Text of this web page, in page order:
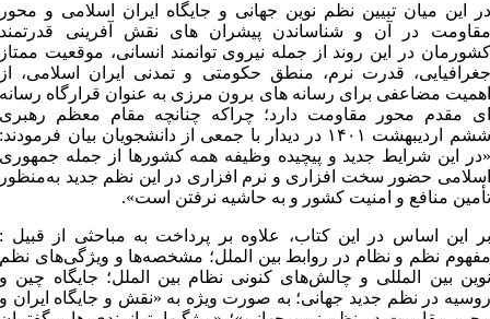
در این میان تبیین نظم نوین جهانی و جایگاه ایران اسلامی و محور
مقاومت در آن و شناساندن پیشران های نقش آفرینی قدرتمند
کشورمان در این روند از جمله نیروی توانمند انسانی، موقعیت ممتاز
جغرافیایی، قدرت نرم، منطق حکومتی و تمدنی ایران اسلامی، از
اهمیت مضاعفی برای رسانه های برون مرزی به عنوان قرارگاه رسانه
ای مقدم محور مقاومت دارد؛ چراکه چنانچه مقام معظم رهبری
ششم اردیبهشت ۱۴۰۱ در دیدار با جمعی از دانشجویان بیان فرمودند:
«در این شرایط جدید و پیچیده‌ وظیفه همه کشورها از جمله جمهوری
اسلامی حضور سخت افزاری و نرم افزاری در این نظم جدید به‌منظور
تأمین منافع و امنیت کشور و به حاشیه نرفتن است».
بر این اساس در این کتاب، علاوه بر پرداخت به مباحثی از قبیل :
مفهوم نظم و نظام در روابط بین الملل؛ مشخصه‌ها و ویژگی‌های نظم
نوین بین المللی و چالش‌های کنونی نظام بین الملل؛ جایگاه چین و
روسیه در نظم جدید جهانی؛ به صورت ویژه به «نقش و جایگاه ایران و